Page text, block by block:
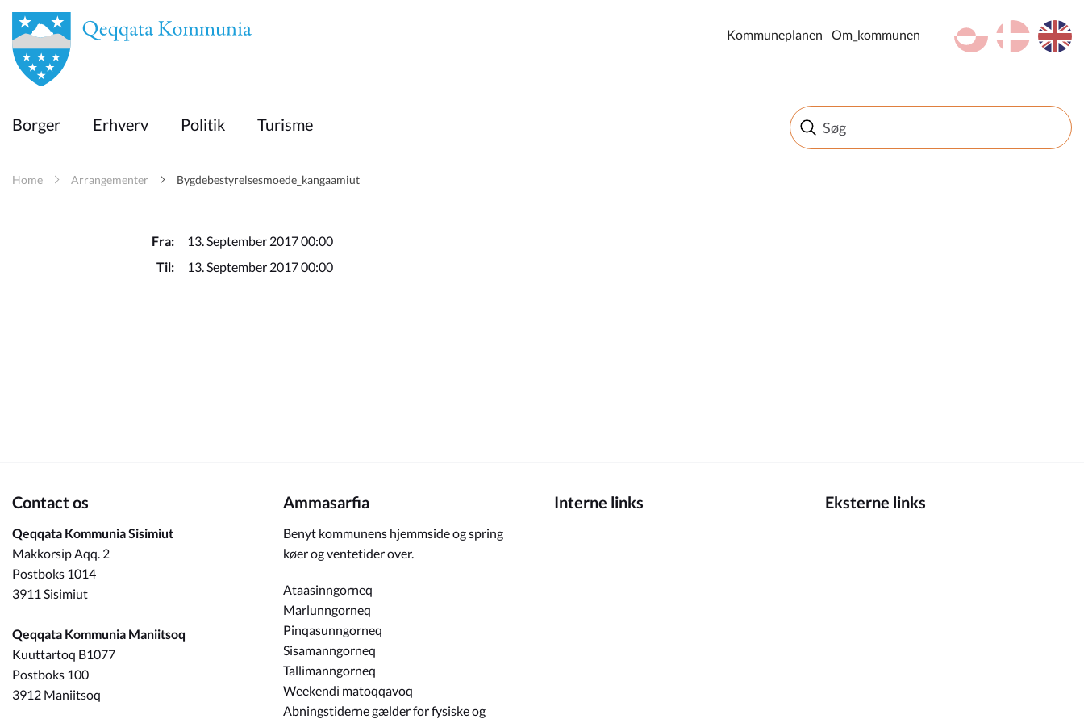
en
Borger
Erhverv
en
da
kl-GL
Kommuneplanen Om_kommunen
Borger Erhverv Politik Turisme
Home Arrangementer Bygdebestyrelsesmoede_kangaamiut
Fra:
13. September 2017 00:00
Til:
13. September 2017 00:00
Contact os
Qeqqata Kommunia Sisimiut
Makkorsip Aqq. 2
Postboks 1014
3911 Sisimiut
Qeqqata Kommunia Maniitsoq
Kuuttartoq B1077
Postboks 100
3912 Maniitsoq
Ammasarfia
Benyt kommunens hjemmside og spring
køer og ventetider over.
Ataasinngorneq
Marlunngorneq
Pinqasunngorneq
Sisamanngorneq
Tallimanngorneq
Weekendi matoqqavoq
Abningstiderne gælder for fysiske og
Interne links Eksterne links